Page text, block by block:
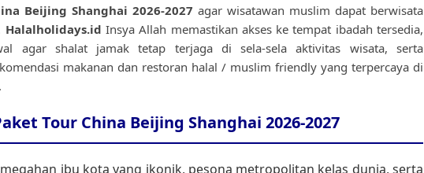
Beijing Shanghai 2026-2027 agar wisatawan muslim dapat berwisata
Halalholidays.id Insya Allah memastikan akses ke tempat ibadah tersedia,
agar shalat jamak tetap terjaga di sela-sela aktivitas wisata, serta
makanan dan restoran halal / muslim friendly yang terpercaya di
Tour China Beijing Shanghai 2026-2027
ibu kota yang ikonik, pesona metropolitan kelas dunia, serta